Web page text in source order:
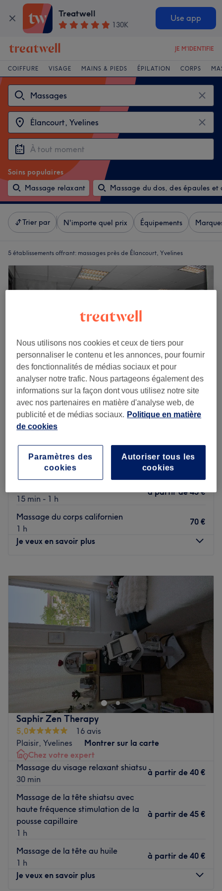
Treatwell
130K
Use app
JE M'IDENTIFIE
COIFFURE VISAGE MAINS & PIEDS ÉPILATION CORPS
Soins populaires
Massage relaxant
Massage du dos, des épaules et
Trier par N'importe quel prix Équipements
5 établissements offrant: massages près de Élancourt, Yvelines
Bahiya
4,7
22 avis
Élancourt, Yvelines
Massage du corps relaxant à l'huile
parfumée - 1 séance
15 min - 1 h
à partir de15 €
15 min - 1 h
à partir de 45 €
Massage du corps californien
1 h
70 €
Je veux en savoir plus
Mardi
Mercredi
19:00
Vendredi
10:30
Samedi
10:30
19:00
Dimanche
10:30–15:00
Bienvenue chez Bahiya situé à Élancourt. Oubliez vos
soucis du quotidien et prenez le temps de reposer votre
corps et votre esprit grâce à des prestations sur mesure
adaptées à vos besoins.
Transport public le plus proche
Le salon est situé à trois minutes à pied de l'arrêt de bus
Bruxelles.
L’équipe
Bahiya est aux petits soins pour sa clientèle.
Nos coups de cœur :
L’atmosphère : une ambiance conviviale dans un institut
moderne où l’on se sent détendu.
soins du visage.
La marque et produits utilisés : LPG.
Saphir Zen Therapy
5,0
16 avis
Plaisir, Yvelines
Montrer sur la carte
Chez votre expert
Massage du visage relaxant shiatsu
30 min
à partir de 40 €
Massage de la tête shiatsu avec
haute fréquence stimulation de la
pousse capillaire
1 h
à partir de 45 €
Massage de la tête au huile
1 h
à partir de 40 €
Je veux en savoir plus
Nous utilisons nos cookies et ceux de tiers pour
personnaliser le contenu et les annonces, pour fournir
des fonctionnalités de médias sociaux et pour
analyser notre trafic. Nous partageons également des
informations sur la façon dont vous utilisez notre site
avec nos partenaires en matière d'analyse web, de
publicité et de médias sociaux. Politique en matière
de cookies
Autoriser tous les
cookies
Paramètres des
cookies